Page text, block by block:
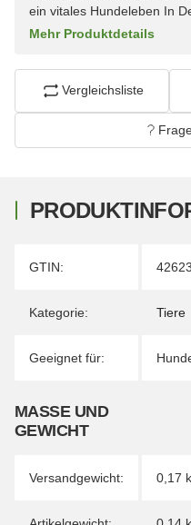
ein vitales Hundeleben In
Mehr Produktdetails
Vergleichsliste
Produkteigenschaft
Wert
GTIN:
Kategorie: Tiere
Geeignet für:
MASSE UND G
EWICHT
Versandgewicht: 0,17